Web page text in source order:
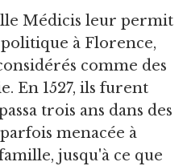
Médicis leur permit
à Florence,
comme des
En 1527, ils furent
trois ans dans des
menacée à
jusqu'à ce que